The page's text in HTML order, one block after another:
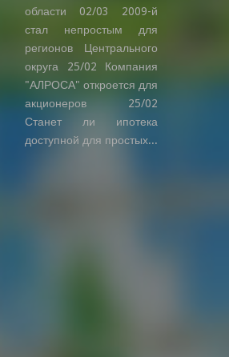
области 02/03 2009-й
стал непростым для
регионов Центрального
округа 25/02 Компания
"АЛРОСА" откроется для
акционеров 25/02
Станет ли ипотека
доступной для простых...